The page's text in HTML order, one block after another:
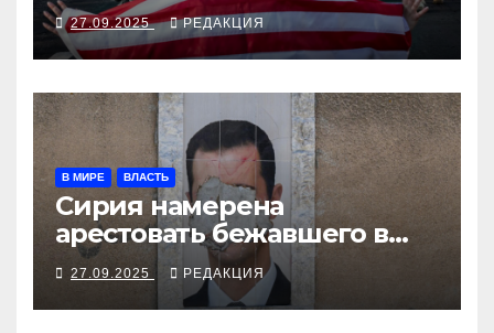
27.09.2025 РЕДАКЦИЯ
В МИРЕ ВЛАСТЬ
Сирия намерена
арестовать бежавшего в
Москву экс-диктатора
27.09.2025 РЕДАКЦИЯ